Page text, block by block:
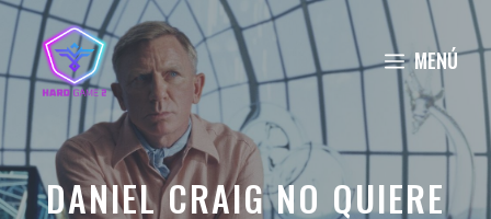
Saltar
al
contenido
MENÚ
DANIEL CRAIG NO QUIERE